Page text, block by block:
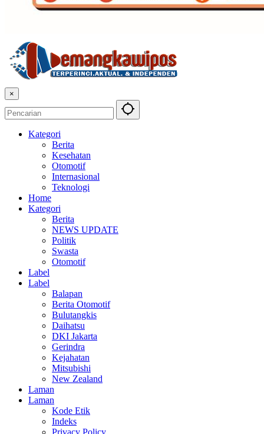
×
Kategori
Berita
Kesehatan
Otomotif
Internasional
Teknologi
Home
Kategori
Berita
NEWS UPDATE
Politik
Swasta
Otomotif
Label
Label
Balapan
Berita Otomotif
Bulutangkis
Daihatsu
DKI Jakarta
Gerindra
Kejahatan
Mitsubishi
New Zealand
Laman
Laman
Kode Etik
Indeks
Privacy Policy